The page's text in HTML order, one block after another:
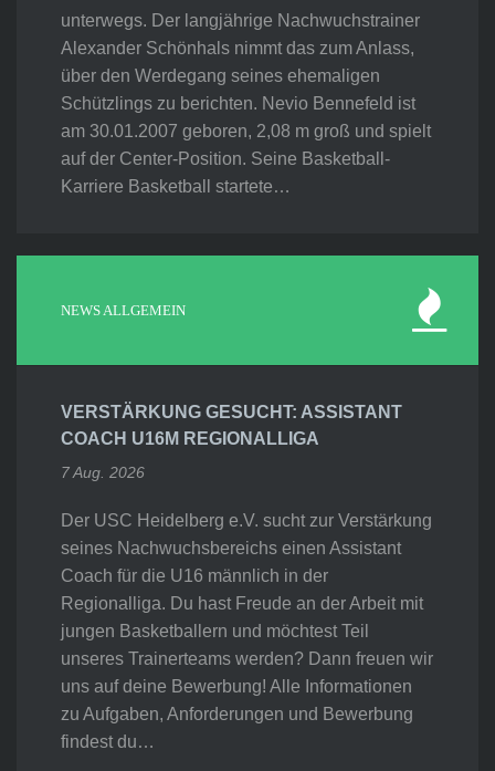
unterwegs. Der langjährige Nachwuchstrainer
Alexander Schönhals nimmt das zum Anlass,
über den Werdegang seines ehemaligen
Schützlings zu berichten. Nevio Bennefeld ist
am 30.01.2007 geboren, 2,08 m groß und spielt
auf der Center-Position. Seine Basketball-
Karriere Basketball startete…
NEWS ALLGEMEIN
VERSTÄRKUNG GESUCHT: ASSISTANT
COACH U16M REGIONALLIGA
7 Aug. 2026
Der USC Heidelberg e.V. sucht zur Verstärkung
seines Nachwuchsbereichs einen Assistant
Coach für die U16 männlich in der
Regionalliga. Du hast Freude an der Arbeit mit
jungen Basketballern und möchtest Teil
unseres Trainerteams werden? Dann freuen wir
uns auf deine Bewerbung! Alle Informationen
zu Aufgaben, Anforderungen und Bewerbung
findest du…